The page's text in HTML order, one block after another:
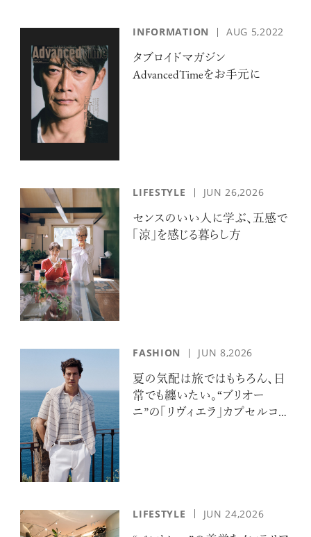
INFORMATION AUG 5,2022
タブロイドマガジン
AdvancedTimeをお手元に
LIFESTYLE JUN 26,2026
センスのいい人に学ぶ、五感で
「涼」を感じる暮らし方
FASHION JUN 8,2026
夏の気配は旅ではもちろん、日
常でも纏いたい。“ブリオー
ニ”の「リヴィエラ」カプセルコレ
LIFESTYLE JUN 24,2026